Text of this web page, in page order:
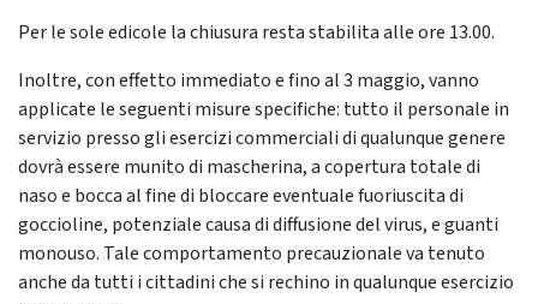
Per le sole edicole la chiusura resta stabilita alle ore 13.00.
Inoltre, con effetto immediato e fino al 3 maggio, vanno
applicate le seguenti misure specifiche: tutto il personale in
servizio presso gli esercizi commerciali di qualunque genere
dovrà essere munito di mascherina, a copertura totale di
naso e bocca al fine di bloccare eventuale fuoriuscita di
goccioline, potenziale causa di diffusione del virus, e guanti
monouso. Tale comportamento precauzionale va tenuto
anche da tutti i cittadini che si rechino in qualunque esercizio